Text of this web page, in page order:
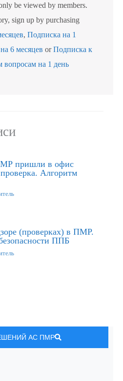
be viewed by members.
sign up by purchasing
,Подписка на 1
6 месяцев orПодписка к
вопросам на 1 день
пришли в офис
Алгоритм
(проверках) в ПМР.
ППБ
АС ПМР